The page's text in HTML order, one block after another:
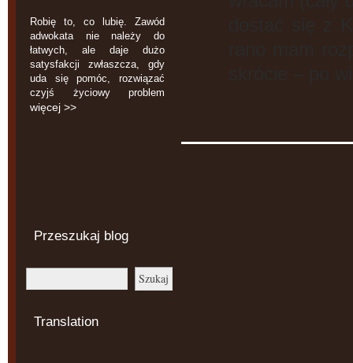
Robię to, co lubię. Zawód
adwokata nie należy do
łatwych, ale daje dużo
satysfakcji zwłaszcza, gdy
uda się pomóc, rozwiązać
czyjś życiowy problem
więcej >>
Przeszukaj blog
Translation